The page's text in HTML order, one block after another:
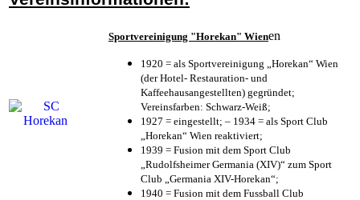
Sportvereinigung "Horekan" Wienen
1920 = als Sportvereinigung „Horekan“ Wien
(der Hotel- Restauration- und
Kaffeehausangestellten) gegründet;
Vereinsfarben: Schwarz-Weiß;
1927 = eingestellt; – 1934 = als Sport Club
„Horekan“ Wien reaktiviert;
1939 = Fusion mit dem Sport Club
„Rudolfsheimer Germania (XIV)“ zum Sport
Club „Germania XIV-Horekan“;
1940 = Fusion mit dem Fussball Club